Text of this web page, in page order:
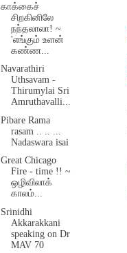
காக்கைச்
சிறகினிலே
நந்தலாலா! ~
'எங்கும் உளன்
கண்ண...
Navarathiri
Uthsavam -
Thirumylai Sri
Amruthavalli...
Pibare Rama
rasam .. .. ...
Nadaswara isai
Great Chicago
Fire - time !! ~
ஒழிவிலாக்
காலம்...
Srinidhi
Akkarakkani
speaking on Dr
MAV 70